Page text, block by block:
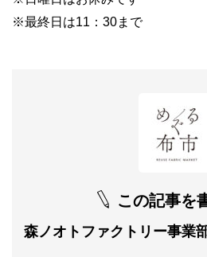
※最終日は11：30まで
この記事を
森ノオトファクトリー事業